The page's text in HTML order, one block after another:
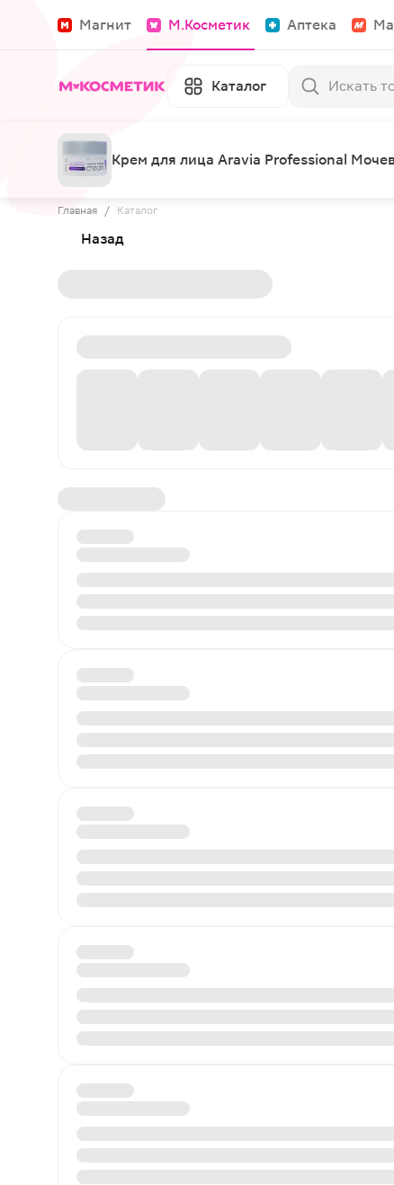
Магнит М.Косметик Аптека
Каталог
Крем для лица Aravia Professional
Главная / Каталог
Назад